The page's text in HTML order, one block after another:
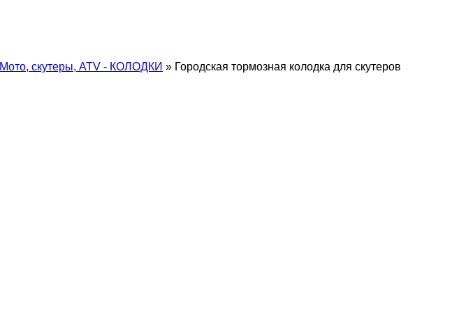
Мото, скутеры, ATV - КОЛОДКИ » Городская тормозная колодка для скутеров